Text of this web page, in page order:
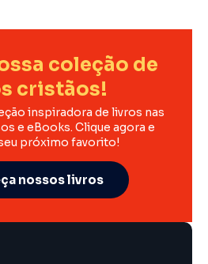
coleção de
cristãos!
inspiradora de livros nas
e eBooks. Clique agora e
próximo favorito!
nossos livros